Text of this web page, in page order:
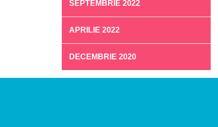
SEPTEMBRIE 2022
APRILIE 2022
DECEMBRIE 2020